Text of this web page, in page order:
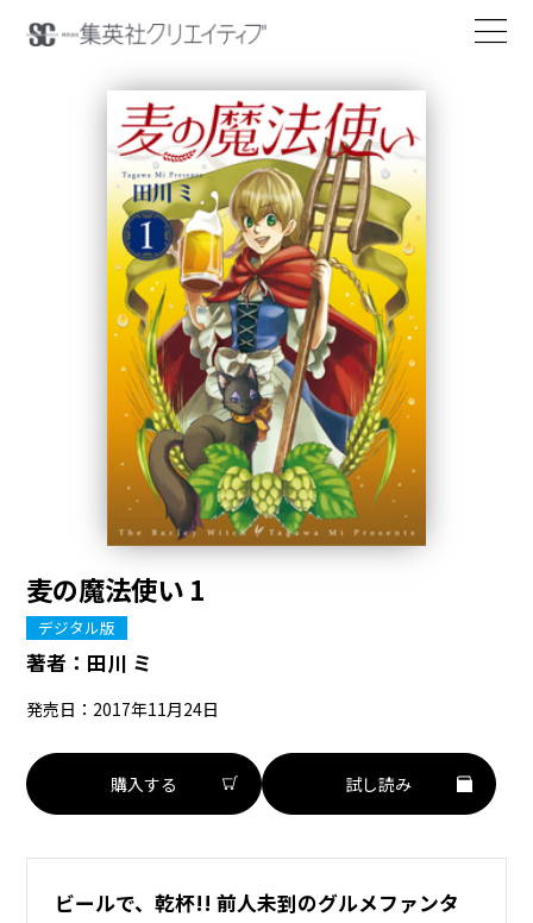
麦の魔法使い 1
デジタル版
著者： 田川 ミ
発売日：2017年11月24日
購入する 試し読み
ビールで、乾杯!! 前人未到のグルメファンタ